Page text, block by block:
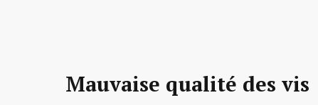
Mauvaise qualité des vis